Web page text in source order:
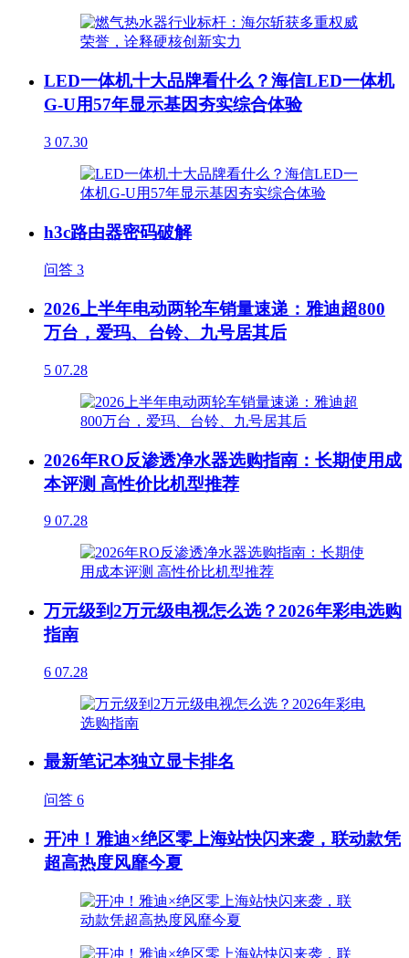
LED一体机十大品牌看什么？海信LED一体机
G-U用57年显示基因夯实综合体验
3 07.30
h3c路由器密码破解
问答 3
2026上半年电动两轮车销量速递：雅迪超800
万台，爱玛、台铃、九号居其后
5 07.28
2026年RO反渗透净水器选购指南：长期使用成
本评测 高性价比机型推荐
9 07.28
万元级到2万元级电视怎么选？2026年彩电选购
指南
6 07.28
最新笔记本独立显卡排名
问答 6
开冲！雅迪×绝区零上海站快闪来袭，联动款凭
超高热度风靡今夏